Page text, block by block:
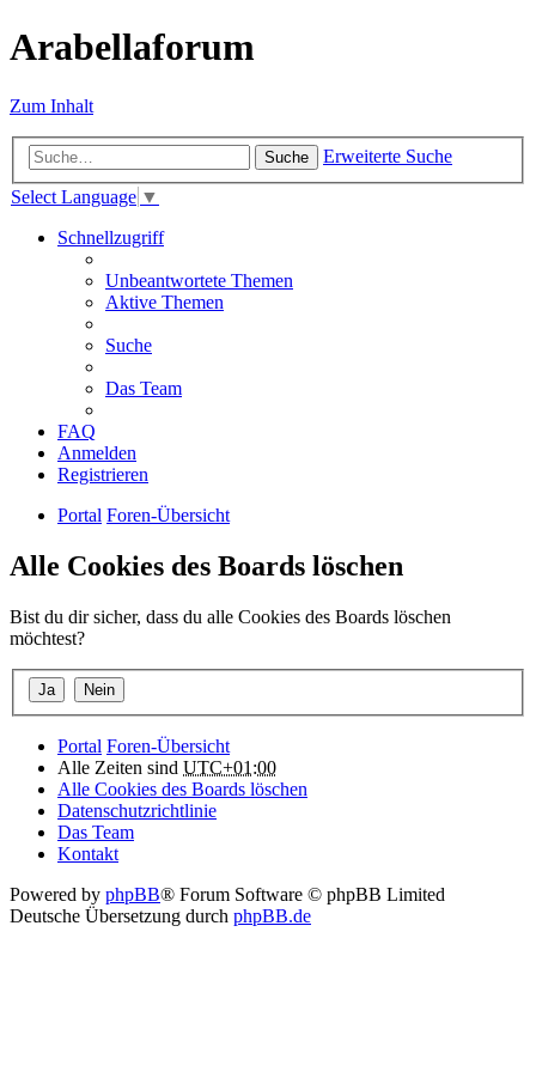
Arabellaforum
Zum Inhalt
Suche
Erweiterte Suche
Select Language ▼
Schnellzugriff
Unbeantwortete Themen
Aktive Themen
Suche
Das Team
FAQ
Anmelden
Registrieren
Portal Foren-Übersicht
Alle Cookies des Boards löschen
Bist du dir sicher, dass du alle Cookies des Boards löschen
möchtest?
Portal Foren-Übersicht
Alle Zeiten sind UTC+01:00
Alle Cookies des Boards löschen
Datenschutzrichtlinie
Das Team
Kontakt
Powered by phpBB® Forum Software © phpBB Limited
Deutsche Übersetzung durch phpBB.de